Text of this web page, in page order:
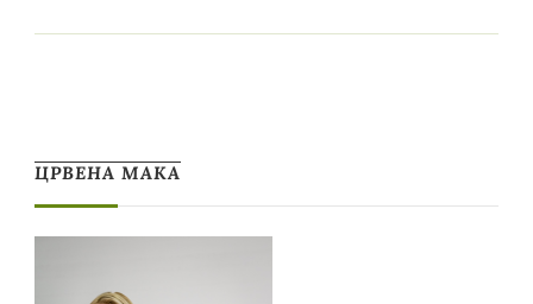
ЦРВЕНА МАКА